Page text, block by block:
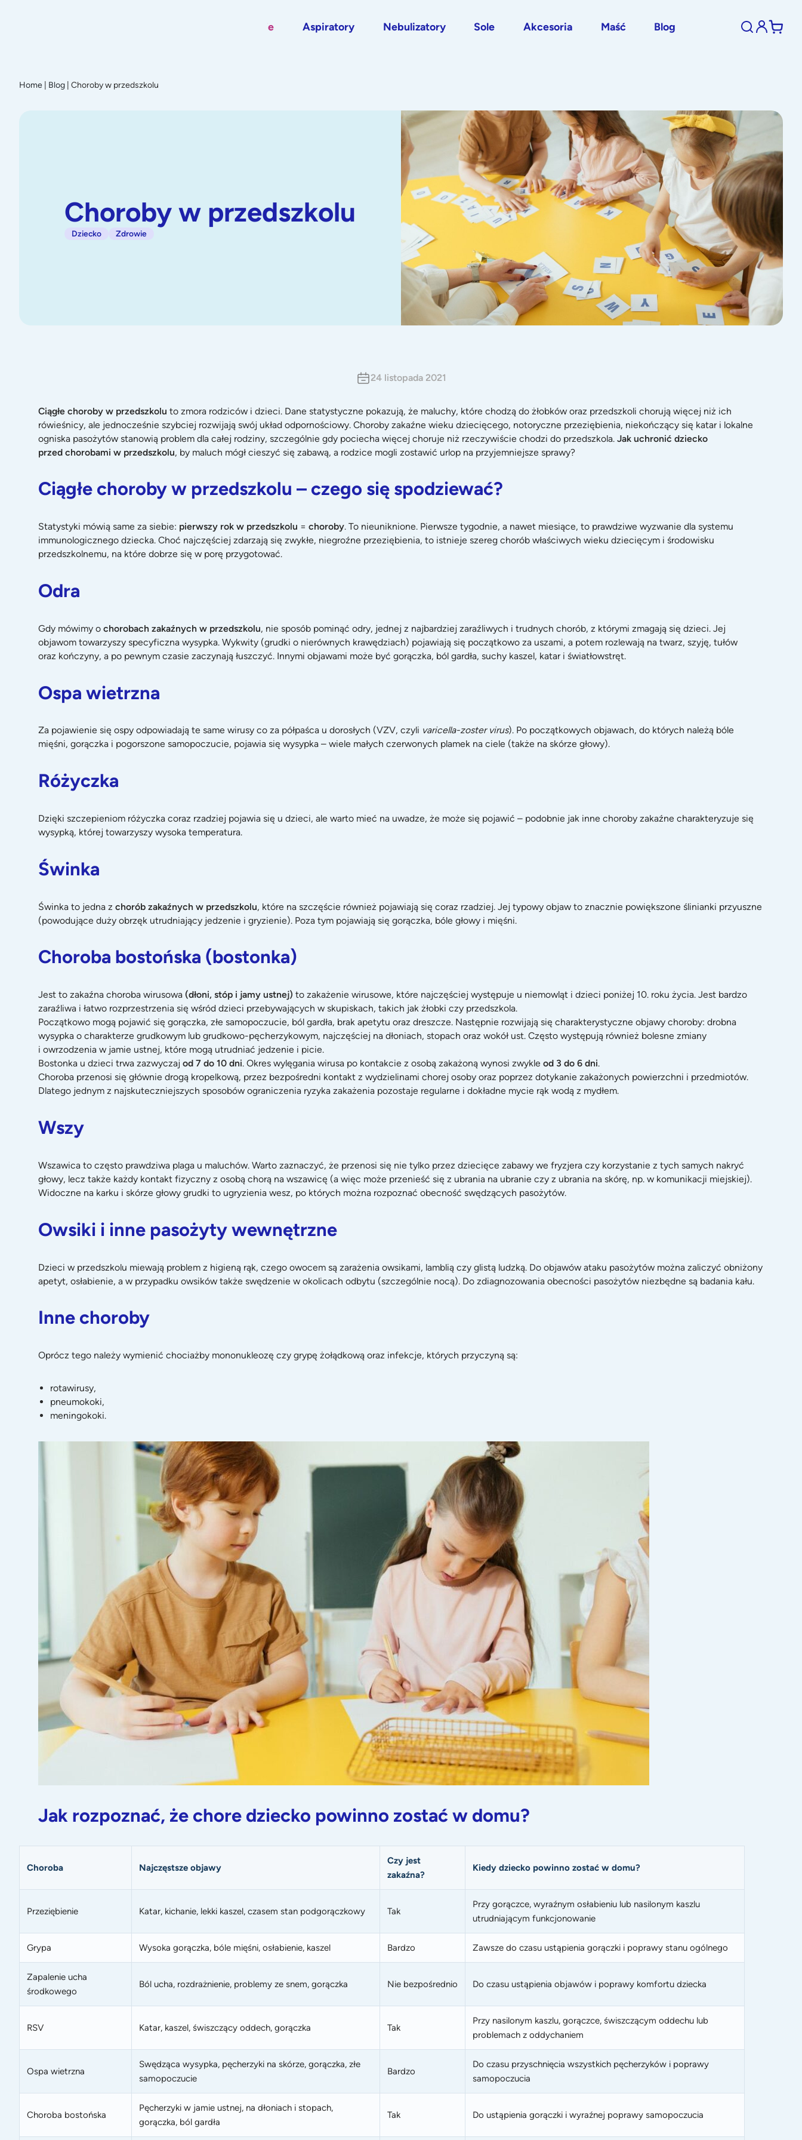
Promocje Aspiratory Nebulizatory Sole Akcesoria Maść Blog
Home Blog Choroby w przedszkolu
Choroby w przedszkolu
Dziecko Zdrowie
24 listopada 2021
Ciągłe choroby w przedszkolu to zmora rodziców i dzieci. Dane statystyczne pokazują, że maluchy, które chodzą do żłobków oraz przedszkoli chorują więcej niż ich
rówieśnicy, ale jednocześnie szybciej rozwijają swój układ odpornościowy. Choroby zakaźne wieku dziecięcego, notoryczne przeziębienia, niekończący się katar i lokalne
ogniska pasożytów stanowią problem dla całej rodziny, szczególnie gdy pociecha więcej choruje niż rzeczywiście chodzi do przedszkola. Jak uchronić dziecko
przed chorobami w przedszkolu, by maluch mógł cieszyć się zabawą, a rodzice mogli zostawić urlop na przyjemniejsze sprawy?
Ciągłe choroby w przedszkolu – czego się spodziewać?
Statystyki mówią same za siebie: pierwszy rok w przedszkolu = choroby. To nieuniknione. Pierwsze tygodnie, a nawet miesiące, to prawdziwe wyzwanie dla systemu
immunologicznego dziecka. Choć najczęściej zdarzają się zwykłe, niegroźne przeziębienia, to istnieje szereg chorób właściwych wieku dziecięcym i środowisku
przedszkolnemu, na które dobrze się w porę przygotować.
Odra
Gdy mówimy o chorobach zakaźnych w przedszkolu, nie sposób pominąć odry, jednej z najbardziej zaraźliwych i trudnych chorób, z którymi zmagają się dzieci. Jej
objawom towarzyszy specyficzna wysypka. Wykwity (grudki o nierównych krawędziach) pojawiają się początkowo za uszami, a potem rozlewają na twarz, szyję, tułów
oraz kończyny, a po pewnym czasie zaczynają łuszczyć. Innymi objawami może być gorączka, ból gardła, suchy kaszel, katar i światłowstręt.
Ospa wietrzna
Za pojawienie się ospy odpowiadają te same wirusy co za półpaśca u dorosłych (VZV, czyli varicella-zoster virus). Po początkowych objawach, do których należą bóle
mięśni, gorączka i pogorszone samopoczucie, pojawia się wysypka – wiele małych czerwonych plamek na ciele (także na skórze głowy).
Różyczka
Dzięki szczepieniom różyczka coraz rzadziej pojawia się u dzieci, ale warto mieć na uwadze, że może się pojawić – podobnie jak inne choroby zakaźne charakteryzuje się
wysypką, której towarzyszy wysoka temperatura.
Świnka
Świnka to jedna z chorób zakaźnych w przedszkolu, które na szczęście również pojawiają się coraz rzadziej. Jej typowy objaw to znacznie powiększone ślinianki przyuszne
(powodujące duży obrzęk utrudniający jedzenie i gryzienie). Poza tym pojawiają się gorączka, bóle głowy i mięśni.
Choroba bostońska (bostonka)
Jest to zakaźna choroba wirusowa (dłoni, stóp i jamy ustnej) to zakażenie wirusowe, które najczęściej występuje u niemowląt i dzieci poniżej 10. roku życia. Jest bardzo
zaraźliwa i łatwo rozprzestrzenia się wśród dzieci przebywających w skupiskach, takich jak żłobki czy przedszkola.
Początkowo mogą pojawić się gorączka, złe samopoczucie, ból gardła, brak apetytu oraz dreszcze. Następnie rozwijają się charakterystyczne objawy choroby: drobna
wysypka o charakterze grudkowym lub grudkowo-pęcherzykowym, najczęściej na dłoniach, stopach oraz wokół ust. Często występują również bolesne zmiany
i owrzodzenia w jamie ustnej, które mogą utrudniać jedzenie i picie.
Bostonka u dzieci trwa zazwyczaj od 7 do 10 dni. Okres wylęgania wirusa po kontakcie z osobą zakażoną wynosi zwykle od 3 do 6 dni.
Choroba przenosi się głównie drogą kropelkową, przez bezpośredni kontakt z wydzielinami chorej osoby oraz poprzez dotykanie zakażonych powierzchni i przedmiotów.
Dlatego jednym z najskuteczniejszych sposobów ograniczenia ryzyka zakażenia pozostaje regularne i dokładne mycie rąk wodą z mydłem.
Wszy
Wszawica to często prawdziwa plaga u maluchów. Warto zaznaczyć, że przenosi się nie tylko przez dziecięce zabawy we fryzjera czy korzystanie z tych samych nakryć
głowy, lecz także każdy kontakt fizyczny z osobą chorą na wszawicę (a więc może przenieść się z ubrania na ubranie czy z ubrania na skórę, np. w komunikacji miejskiej).
Widoczne na karku i skórze głowy grudki to ugryzienia wesz, po których można rozpoznać obecność swędzących pasożytów.
Owsiki i inne pasożyty wewnętrzne
Dzieci w przedszkolu miewają problem z higieną rąk, czego owocem są zarażenia owsikami, lamblią czy glistą ludzką. Do objawów ataku pasożytów można zaliczyć obniżony
apetyt, osłabienie, a w przypadku owsików także swędzenie w okolicach odbytu (szczególnie nocą). Do zdiagnozowania obecności pasożytów niezbędne są badania kału.
Inne choroby
Oprócz tego należy wymienić chociażby mononukleozę czy grypę żołądkową oraz infekcje, których przyczyną są:
rotawirusy,
pneumokoki,
meningokoki.
Jak rozpoznać, że chore dziecko powinno zostać w domu?
Choroba Najczęstsze objawy
Czy jest
zakaźna?
Kiedy dziecko powinno zostać w domu?
Przeziębienie Katar, kichanie, lekki kaszel, czasem stan podgorączkowy Tak
Przy gorączce, wyraźnym osłabieniu lub nasilonym kaszlu
utrudniającym funkcjonowanie
Grypa Wysoka gorączka, bóle mięśni, osłabienie, kaszel Bardzo Zawsze do czasu ustąpienia gorączki i poprawy stanu ogólnego
Zapalenie ucha
środkowego
Ból ucha, rozdrażnienie, problemy ze snem, gorączka Nie bezpośrednio Do czasu ustąpienia objawów i poprawy komfortu dziecka
RSV Katar, kaszel, świszczący oddech, gorączka Tak
Przy nasilonym kaszlu, gorączce, świszczącym oddechu lub
problemach z oddychaniem
Ospa wietrzna
Swędząca wysypka, pęcherzyki na skórze, gorączka, złe
samopoczucie
Bardzo
Do czasu przyschnięcia wszystkich pęcherzyków i poprawy
samopoczucia
Choroba bostońska
Pęcherzyki w jamie ustnej, na dłoniach i stopach,
gorączka, ból gardła
Tak Do ustąpienia gorączki i wyraźnej poprawy samopoczucia